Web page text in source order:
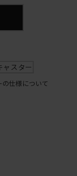
ャスター
の仕様について